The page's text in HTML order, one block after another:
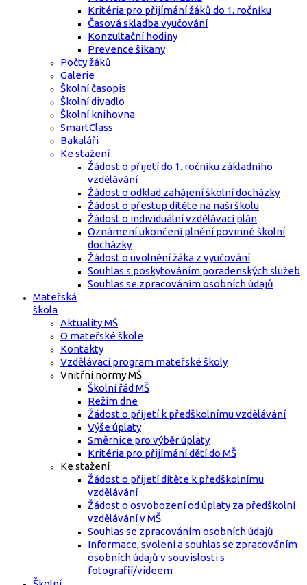
Kritéria pro přijímání žáků do 1. ročníku
Časová skladba vyučování
Konzultační hodiny
Prevence šikany
Počty žáků
Galerie
Školní časopis
Školní divadlo
Školní knihovna
SmartClass
Bakaláři
Ke stažení
Žádost o přijetí do 1. ročníku základního
vzdělávání
Žádost o odklad zahájení školní docházky
Žádost o přestup dítěte na naši školu
Žádost o individuální vzdělávací plán
Oznámení ukončení plnění povinné školní
docházky
Žádost o uvolnění žáka z vyučování
Souhlas s poskytováním poradenských služeb
Souhlas se zpracováním osobních údajů
Mateřská
škola
Aktuality MŠ
O mateřské škole
Kontakty
Vzdělávací program mateřské školy
Vnitřní normy MŠ
Školní řád MŠ
Režim dne
Žádost o přijetí k předškolnímu vzdělávání
Výše úplaty
Směrnice pro výběr úplaty
Kritéria pro přijímání dětí do MŠ
Ke stažení
Žádost o přijetí dítěte k předškolnímu
vzdělávání
Žádost o osvobození od úplaty za předškolní
vzdělávání v MŠ
Souhlas se zpracováním osobních údajů
Informace, svolení a souhlas se zpracováním
osobních údajů v souvislosti s
fotografií/videem